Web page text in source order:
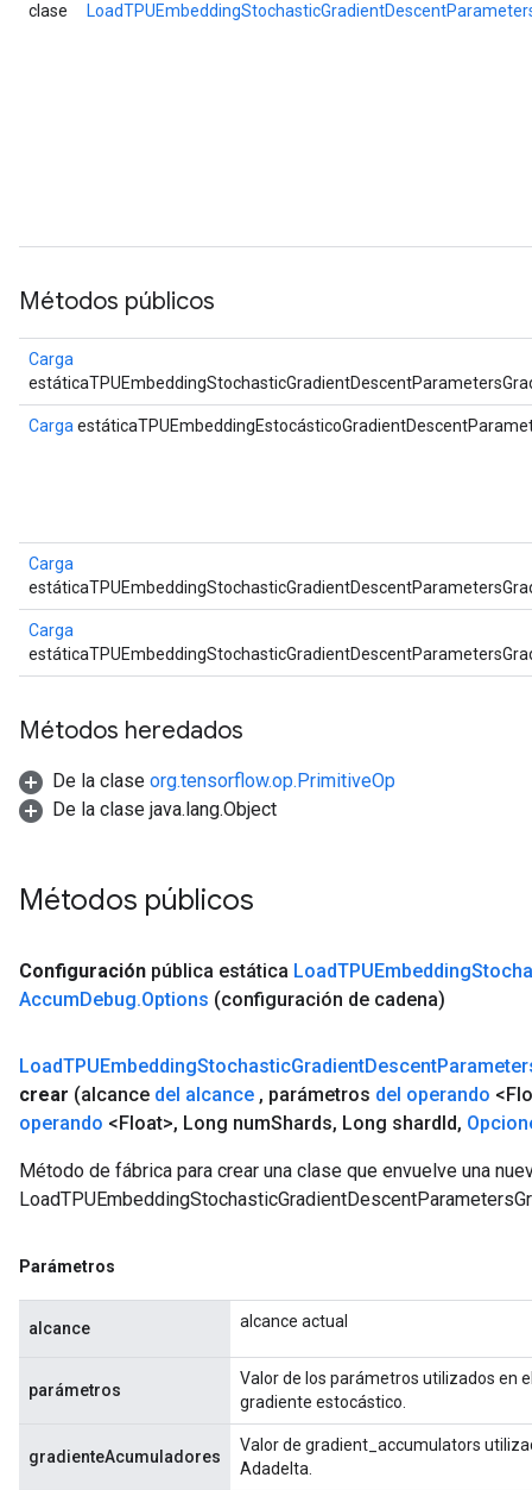
clase
Métodos públicos
Carga
Carga
Carga
Carga
Métodos heredados
De la clase org.tensorflow.op.PrimitiveOp
De la clase java.lang.Object
Métodos públicos
Configuración pública estática LoadTPUEmbedding
AccumDebug.Options (configuración de cadena)
LoadTPUEmbeddingStochasticGradientDescent
crear (alcance del alcance , parámetros del operando
operando <Float>, Long numShards, Long shardId,
Método de fábrica para crear una clase que envuelve una
Parámetros
alcance alcance actual
parámetros
Valor de los parámetros utilizados en
gradiente estocástico.
gradienteAcumuladores
Valor de gradient_accumulators
Adadelta.